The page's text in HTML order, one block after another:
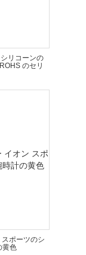
リコーンの
のセリ
ポーツのシ
黄色